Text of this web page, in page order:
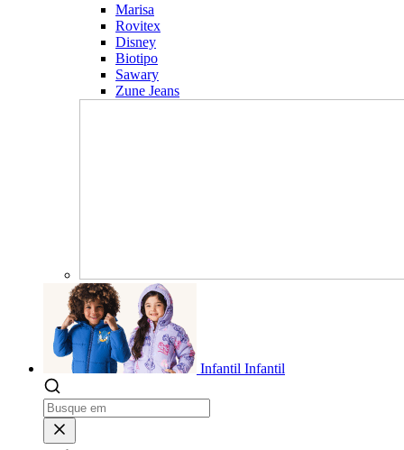
Marisa
Rovitex
Disney
Biotipo
Sawary
Zune Jeans
Infantil Infantil